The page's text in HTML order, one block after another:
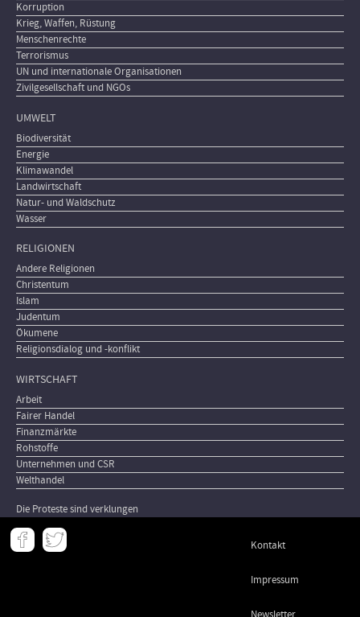
Korruption
Krieg, Waffen, Rüstung
Menschenrechte
Terrorismus
UN und internationale Organisationen
Zivilgesellschaft und NGOs
UMWELT
Biodiversität
Energie
Klimawandel
Landwirtschaft
Natur- und Waldschutz
Wasser
RELIGIONEN
Andere Religionen
Christentum
Islam
Judentum
Ökumene
Religionsdialog und -konflikt
WIRTSCHAFT
Arbeit
Fairer Handel
Finanzmärkte
Rohstoffe
Unternehmen und CSR
Welthandel
Die Proteste sind verklungen
Meta
- Kontakt
Impressum
Newsletter